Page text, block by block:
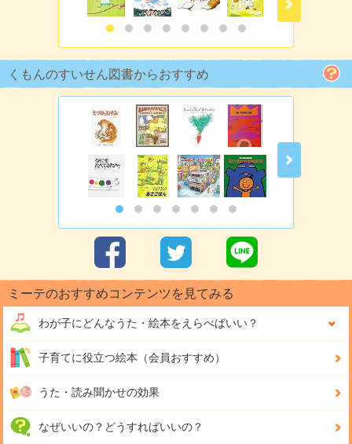
くもんのすいせん図書からおすすめ
ミーテのおすすめコンテンツを見てみる
わが子にどんなうた・絵本をえらべばいい？
子育てに役立つ絵本（会員おすすめ）
うた・読み聞かせの効果
なぜいいの？どうすればいいの？